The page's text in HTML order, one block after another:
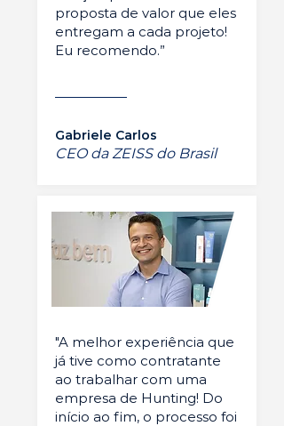
proposta de valor que eles
entregam a cada projeto!
Eu recomendo.”
Gabriele Carlos
CEO da ZEISS do Brasil
"A melhor experiência que
já tive como contratante
ao trabalhar com uma
empresa de Hunting! Do
início ao fim, o processo foi